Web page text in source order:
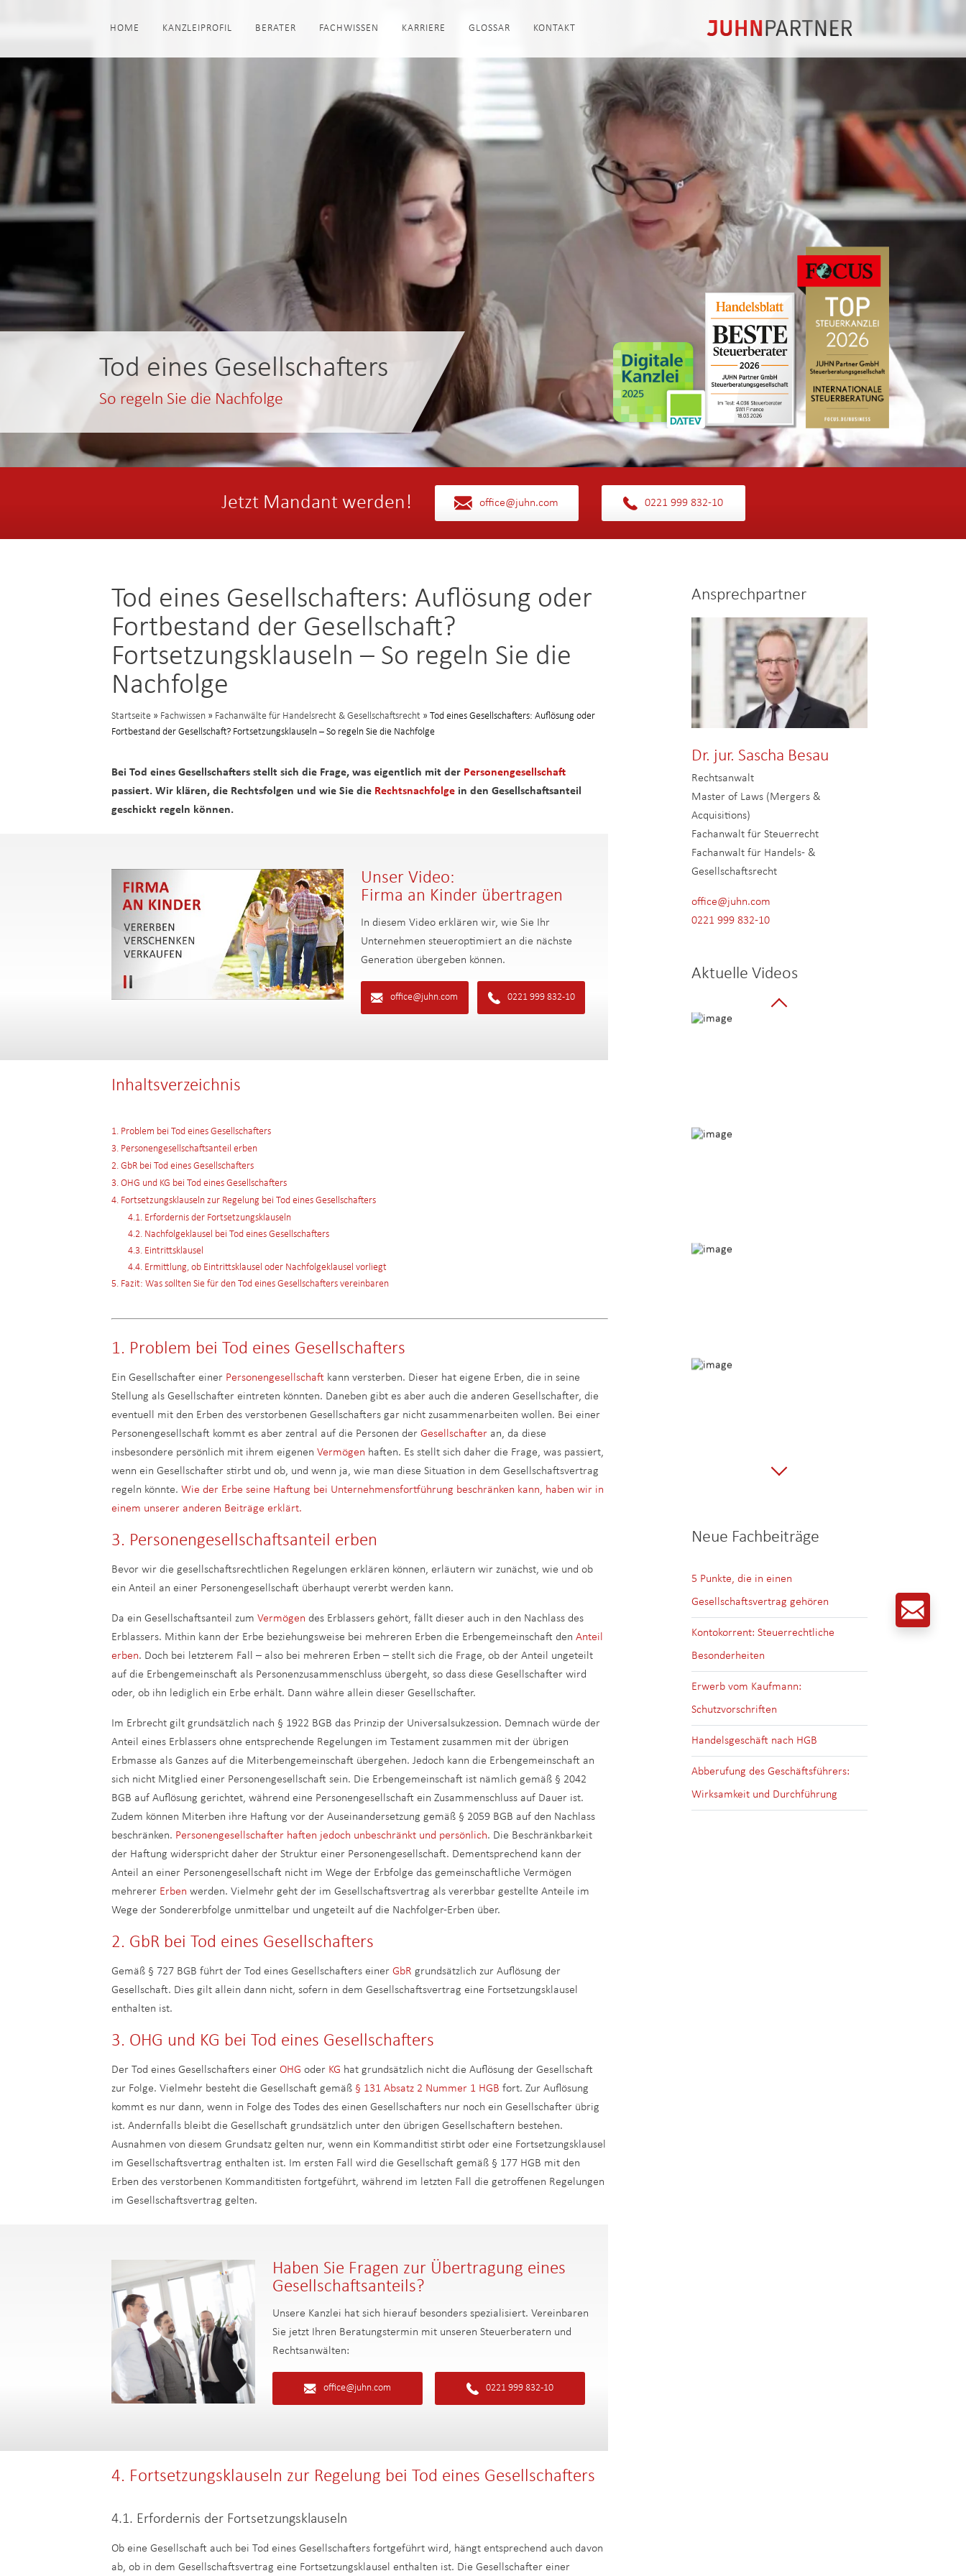
HOME KANZLEIPROFIL BERATER FACHWISSEN KARRIERE GLOSSAR KONTAKT
Tod eines Gesellschafters
So regeln Sie die Nachfolge
Jetzt Mandant werden! office@juhn.com 0221 999 832-10
Tod eines Gesellschafters: Auflösung oder
Fortbestand der Gesellschaft?
Fortsetzungsklauseln – So regeln Sie die
Nachfolge
Startseite » Fachwissen » Fachanwälte für Handelsrecht & Gesellschaftsrecht » Tod eines Gesellschafters: Auflösung oder
Fortbestand der Gesellschaft? Fortsetzungsklauseln – So regeln Sie die Nachfolge
Bei Tod eines Gesellschafters stellt sich die Frage, was eigentlich mit der Personengesellschaft
passiert. Wir klären, die Rechtsfolgen und wie Sie die Rechtsnachfolge in den Gesellschaftsanteil
geschickt regeln können.
Unser Video:
Firma an Kinder übertragen
In diesem Video erklären wir, wie Sie Ihr
Unternehmen steueroptimiert an die nächste
Generation übergeben können.
office@juhn.com 0221 999 832-10
Inhaltsverzeichnis
1. Problem bei Tod eines Gesellschafters
3. Personengesellschaftsanteil erben
2. GbR bei Tod eines Gesellschafters
3. OHG und KG bei Tod eines Gesellschafters
4. Fortsetzungsklauseln zur Regelung bei Tod eines Gesellschafters
4.1. Erfordernis der Fortsetzungsklauseln
4.2. Nachfolgeklausel bei Tod eines Gesellschafters
4.3. Eintrittsklausel
4.4. Ermittlung, ob Eintrittsklausel oder Nachfolgeklausel vorliegt
5. Fazit: Was sollten Sie für den Tod eines Gesellschafters vereinbaren
1. Problem bei Tod eines Gesellschafters
Ein Gesellschafter einer Personengesellschaft kann versterben. Dieser hat eigene Erben, die in seine
Stellung als Gesellschafter eintreten könnten. Daneben gibt es aber auch die anderen Gesellschafter, die
eventuell mit den Erben des verstorbenen Gesellschafters gar nicht zusammenarbeiten wollen. Bei einer
Personengesellschaft kommt es aber zentral auf die Personen der Gesellschafter an, da diese
insbesondere persönlich mit ihrem eigenen Vermögen haften. Es stellt sich daher die Frage, was passiert,
wenn ein Gesellschafter stirbt und ob, und wenn ja, wie man diese Situation in dem Gesellschaftsvertrag
regeln könnte. Wie der Erbe seine Haftung bei Unternehmensfortführung beschränken kann, haben wir in
einem unserer anderen Beiträge erklärt.
3. Personengesellschaftsanteil erben
Bevor wir die gesellschaftsrechtlichen Regelungen erklären können, erläutern wir zunächst, wie und ob
ein Anteil an einer Personengesellschaft überhaupt vererbt werden kann.
Da ein Gesellschaftsanteil zum Vermögen des Erblassers gehört, fällt dieser auch in den Nachlass des
Erblassers. Mithin kann der Erbe beziehungsweise bei mehreren Erben die Erbengemeinschaft den Anteil
erben. Doch bei letzterem Fall – also bei mehreren Erben – stellt sich die Frage, ob der Anteil ungeteilt
auf die Erbengemeinschaft als Personenzusammenschluss übergeht, so dass diese Gesellschafter wird
oder, ob ihn lediglich ein Erbe erhält. Dann währe allein dieser Gesellschafter.
Im Erbrecht gilt grundsätzlich nach § 1922 BGB das Prinzip der Universalsukzession. Demnach würde der
Anteil eines Erblassers ohne entsprechende Regelungen im Testament zusammen mit der übrigen
Erbmasse als Ganzes auf die Miterbengemeinschaft übergehen. Jedoch kann die Erbengemeinschaft an
sich nicht Mitglied einer Personengesellschaft sein. Die Erbengemeinschaft ist nämlich gemäß § 2042
BGB auf Auflösung gerichtet, während eine Personengesellschaft ein Zusammenschluss auf Dauer ist.
Zudem können Miterben ihre Haftung vor der Auseinandersetzung gemäß § 2059 BGB auf den Nachlass
beschränken. Personengesellschafter haften jedoch unbeschränkt und persönlich. Die Beschränkbarkeit
der Haftung widerspricht daher der Struktur einer Personengesellschaft. Dementsprechend kann der
Anteil an einer Personengesellschaft nicht im Wege der Erbfolge das gemeinschaftliche Vermögen
mehrerer Erben werden. Vielmehr geht der im Gesellschaftsvertrag als vererbbar gestellte Anteile im
Wege der Sondererbfolge unmittelbar und ungeteilt auf die Nachfolger-Erben über.
2. GbR bei Tod eines Gesellschafters
Gemäß § 727 BGB führt der Tod eines Gesellschafters einer GbR grundsätzlich zur Auflösung der
Gesellschaft. Dies gilt allein dann nicht, sofern in dem Gesellschaftsvertrag eine Fortsetzungsklausel
enthalten ist.
3. OHG und KG bei Tod eines Gesellschafters
Der Tod eines Gesellschafters einer OHG oder KG hat grundsätzlich nicht die Auflösung der Gesellschaft
zur Folge. Vielmehr besteht die Gesellschaft gemäß § 131 Absatz 2 Nummer 1 HGB fort. Zur Auflösung
kommt es nur dann, wenn in Folge des Todes des einen Gesellschafters nur noch ein Gesellschafter übrig
ist. Andernfalls bleibt die Gesellschaft grundsätzlich unter den übrigen Gesellschaftern bestehen.
Ausnahmen von diesem Grundsatz gelten nur, wenn ein Kommanditist stirbt oder eine Fortsetzungsklausel
im Gesellschaftsvertrag enthalten ist. Im ersten Fall wird die Gesellschaft gemäß § 177 HGB mit den
Erben des verstorbenen Kommanditisten fortgeführt, während im letzten Fall die getroffenen Regelungen
im Gesellschaftsvertrag gelten.
Haben Sie Fragen zur Übertragung eines
Gesellschaftsanteils?
Unsere Kanzlei hat sich hierauf besonders spezialisiert. Vereinbaren
Sie jetzt Ihren Beratungstermin mit unseren Steuerberatern und
Rechtsanwälten:
office@juhn.com 0221 999 832-10
4. Fortsetzungsklauseln zur Regelung bei Tod eines Gesellschafters
4.1. Erfordernis der Fortsetzungsklauseln
Ob eine Gesellschaft auch bei Tod eines Gesellschafters fortgeführt wird, hängt entsprechend auch davon
ab, ob in dem Gesellschaftsvertrag eine Fortsetzungsklausel enthalten ist. Die Gesellschafter einer
Ansprechpartner
Dr. jur. Sascha Besau
Rechtsanwalt
Master of Laws (Mergers &
Acquisitions)
Fachanwalt für Steuerrecht
Fachanwalt für Handels- &
Gesellschaftsrecht
office@juhn.com
0221 999 832-10
Aktuelle Videos
Neue Fachbeiträge
5 Punkte, die in einen
Gesellschaftsvertrag gehören
Kontokorrent: Steuerrechtliche
Besonderheiten
Erwerb vom Kaufmann:
Schutzvorschriften
Handelsgeschäft nach HGB
Abberufung des Geschäftsführers:
Wirksamkeit und Durchführung